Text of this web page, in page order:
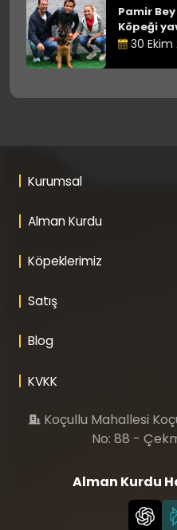
Pamir
Köpeği
30 Ekim
Kurumsal
Alman Kurdu
Köpeklerimiz
Satış
Blog
KVKK
Koçullu Mahallesi
No: 88 -
Alman Kurdu